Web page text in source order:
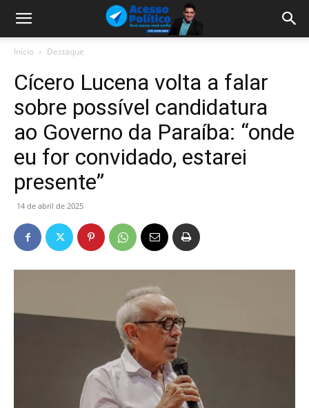
Início Destaque
Cícero Lucena volta a falar
sobre possível candidatura
ao Governo da Paraíba: “onde
eu for convidado, estarei
presente”
14 de abril de 2025